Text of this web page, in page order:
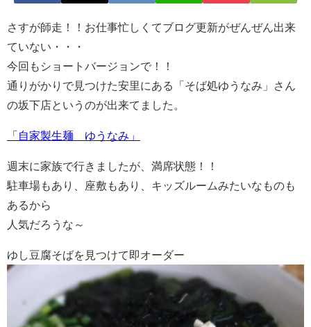
さすが師走！！お仕事忙しくてブログ更新がぜんぜん出来
ていない・・・
今回もショートバージョンで！！
通りがかりで見つけた安里にある「そば処ゆうなみ」さん
の坂下店というのが出来てました。
「自家製生麺 ゆうなみ」
週末に家族で行きましたが、満席状態！！
駐車場もあり、座敷もあり、キッズルームみたいなものも
あるから
人気だろうな～
ゆし豆腐そばを見つけて即オーダー